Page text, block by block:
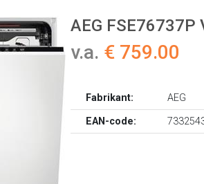
AEG
v.a. € 759.00
Fabrikant:
AEG
EAN-code: